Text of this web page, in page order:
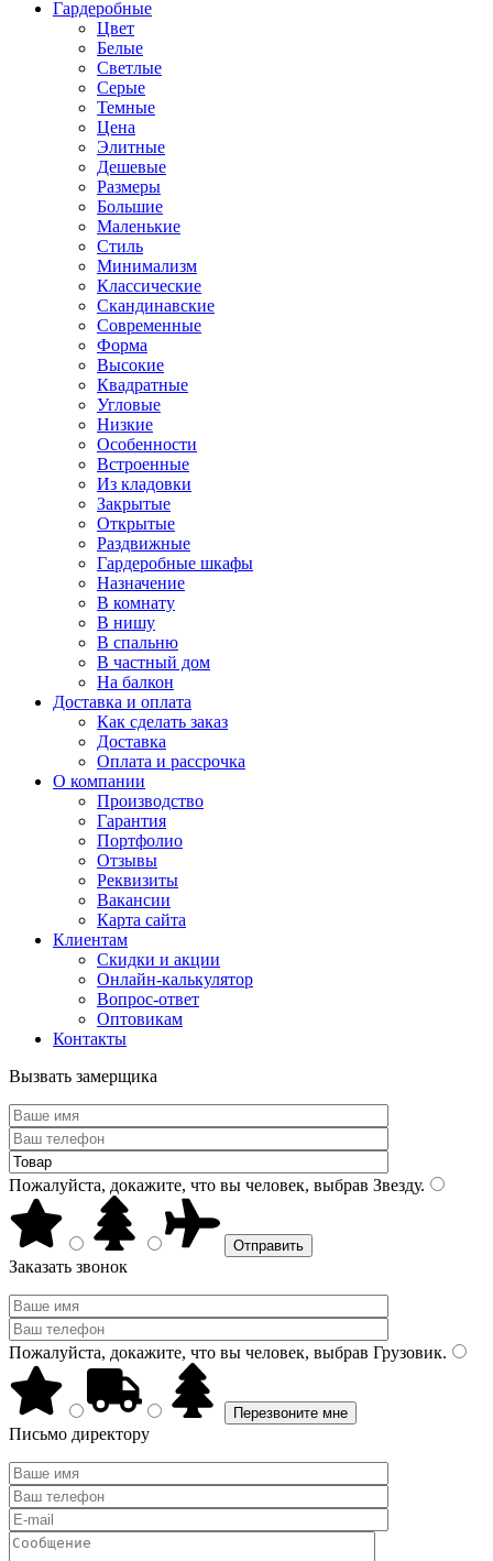
Гардеробные
Цвет
Белые
Светлые
Серые
Темные
Цена
Элитные
Дешевые
Размеры
Большие
Маленькие
Стиль
Минимализм
Классические
Скандинавские
Современные
Форма
Высокие
Квадратные
Угловые
Низкие
Особенности
Встроенные
Из кладовки
Закрытые
Открытые
Раздвижные
Гардеробные шкафы
Назначение
В комнату
В нишу
В спальню
В частный дом
На балкон
Доставка и оплата
Как сделать заказ
Доставка
Оплата и рассрочка
О компании
Производство
Гарантия
Портфолио
Отзывы
Реквизиты
Вакансии
Карта сайта
Клиентам
Скидки и акции
Онлайн-калькулятор
Вопрос-ответ
Оптовикам
Контакты
Вызвать замерщика
Пожалуйста, докажите, что вы человек, выбрав Звезду.
Заказать звонок
Пожалуйста, докажите, что вы человек, выбрав Грузовик.
Письмо директору